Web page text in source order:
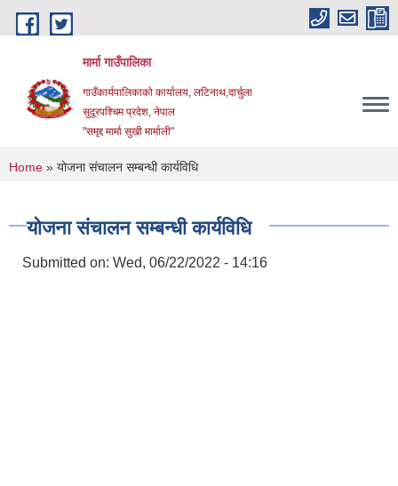
Skip to main content
मार्मा गाउँपालिका
गाउँकार्यपालिकाको कार्यालय, लटिनाथ,दार्चुला
सुदूरपश्चिम प्रदेश, नेपाल
"समृद्द मार्मा सुखी मार्माली"
You are here
Home » योजना संचालन सम्बन्धी कार्यविधि
योजना संचालन सम्बन्धी कार्यविधि
Submitted on: Wed, 06/22/2022 - 14:16